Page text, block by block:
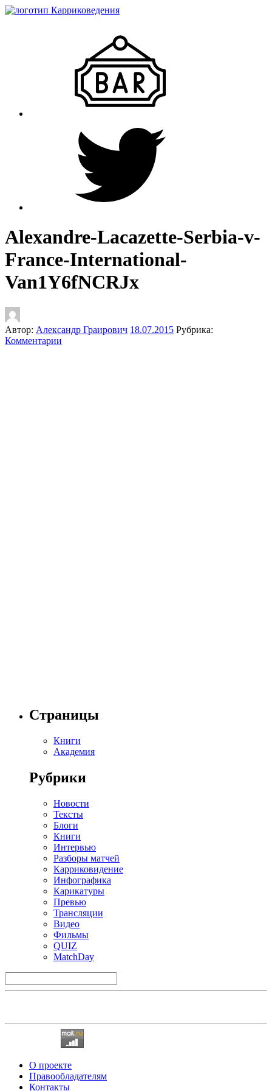
Alexandre-Lacazette-Serbia-v-
France-International-
Van1Y6fNCRJx
Автор: Александр Граирович 18.07.2015 Рубрика:
Комментарии
Страницы
Книги
Академия
Рубрики
Новости
Тексты
Блоги
Книги
Интервью
Разборы матчей
Карриковидение
Инфографика
Карикатуры
Превью
Трансляции
Видео
Фильмы
QUIZ
MatchDay
О проекте
Правообладателям
Контакты